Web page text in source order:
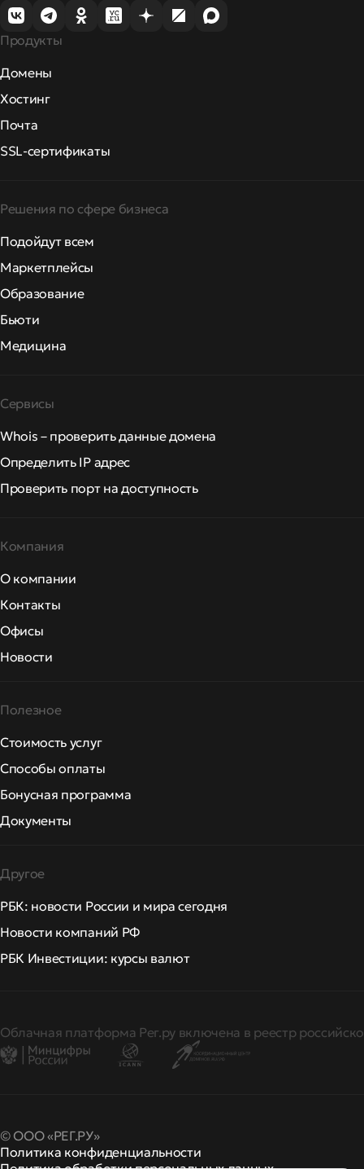
Продукты
Домены
Хостинг
Почта
SSL-сертификаты
Решения по сфере бизнеса
Подойдут всем
Маркетплейсы
Образование
Бьюти
Медицина
Сервисы
Whois – проверить данные домена
Определить IP адрес
Проверить порт на доступность
Компания
О компании
Контакты
Офисы
Новости
Полезное
Стоимость услуг
Способы оплаты
Бонусная программа
Документы
Другое
РБК: новости России и мира сегодня
Новости компаний РФ
РБК Инвестиции: курсы валют
Облачная платформа Рег.ру включена в реестр
© ООО «РЕГ.РУ»
Политика конфиденциальности